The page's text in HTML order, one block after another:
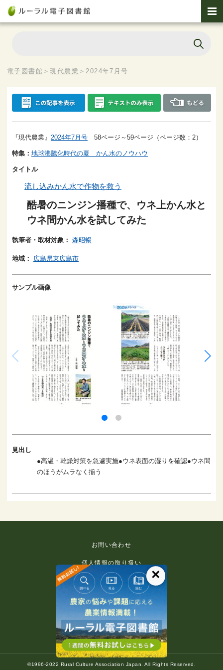
電子図書館 ＞現代農業 ＞2024年7月号
『現代農業』 2024年7月号 58ページ～59ページ（ページ数：2）
特集： 地球沸騰化時代の夏 かん水のノウハウ
タイトル
流し込みかん水で作物を救う
酷暑のニンジン播種で、ウネ上かん水と
ウネ間かん水を試してみた
執筆者・取材対象： 森昭暢
地域： 広島県東広島市
サンプル画像
見出し
●高温・乾燥対策を急遽実施●ウネ表面の湿りを確認●ウネ間
のほうがムラなく揃う
お問い合わせ
個人情報の取り扱い
免責事項
利用規約
推奨環境
著作権等について
©1996-2022 Rural Culture Association Japan. All Rights Reserved.
×